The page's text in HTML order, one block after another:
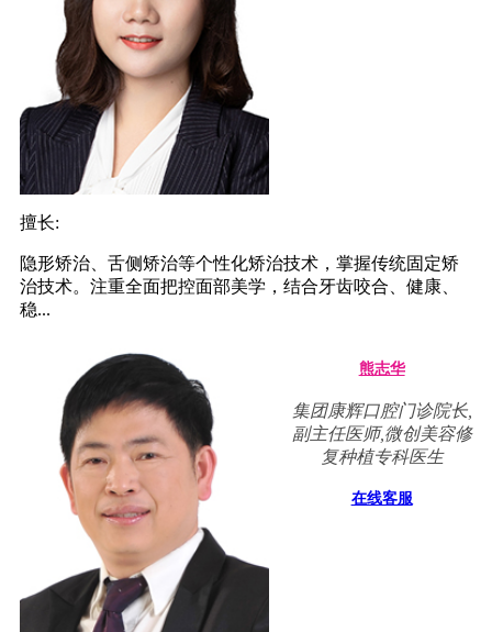
擅长:
隐形矫治、舌侧矫治等个性化矫治技术，掌握传统固定矫
治技术。注重全面把控面部美学，结合牙齿咬合、健康、
稳...
熊志华
集团康辉口腔门诊院长,
副主任医师,微创美容修
复种植专科医生
在线客服